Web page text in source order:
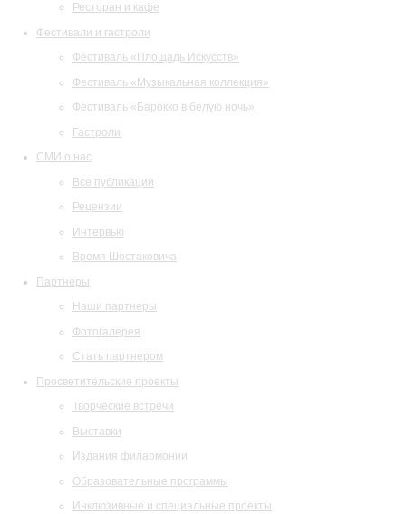
Ресторан и кафе
Фестивали и гастроли
Фестиваль «Площадь Искусств»
Фестиваль «Музыкальная коллекция»
Фестиваль «Барокко в белую ночь»
Гастроли
СМИ о нас
Все публикации
Рецензии
Интервью
Время Шостаковича
Партнеры
Наши партнеры
Фотогалерея
Стать партнером
Просветительские проекты
Творческие встречи
Выставки
Издания филармонии
Образовательные программы
Инклюзивные и специальные проекты